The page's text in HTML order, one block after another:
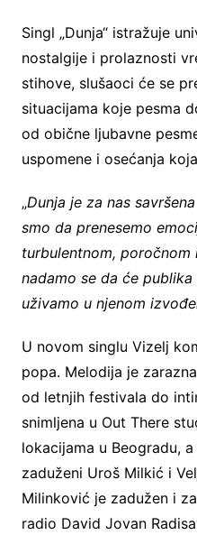
Singl „Dunja“ istražuje
nostalgije i prolaznosti
stihove, slušaoci će se
situacijama koje pesma
od obične ljubavne
uspomene i osećanja
„Dunja je za nas
smo da prenesemo
turbulentnom,
nadamo se da će
uživamo u njenom
U novom singlu Vizelj
popa. Melodija je
od letnjih festivala do
snimljena u Out There
lokacijama u Beogradu,
zaduženi Uroš Milkić i
Milinković je zadužen i
radio David Jovan